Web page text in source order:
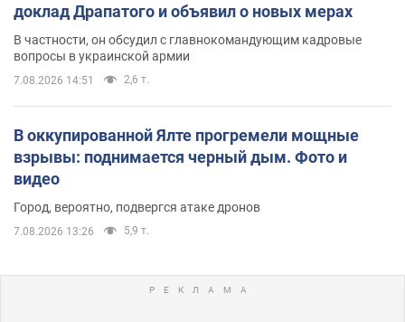
доклад Драпатого и объявил о новых мерах
В частности, он обсудил с главнокомандующим кадровые
вопросы в украинской армии
7.08.2026 14:51 2,6 т.
В оккупированной Ялте прогремели мощные
взрывы: поднимается черный дым. Фото и
видео
Город, вероятно, подвергся атаке дронов
7.08.2026 13:26 5,9 т.